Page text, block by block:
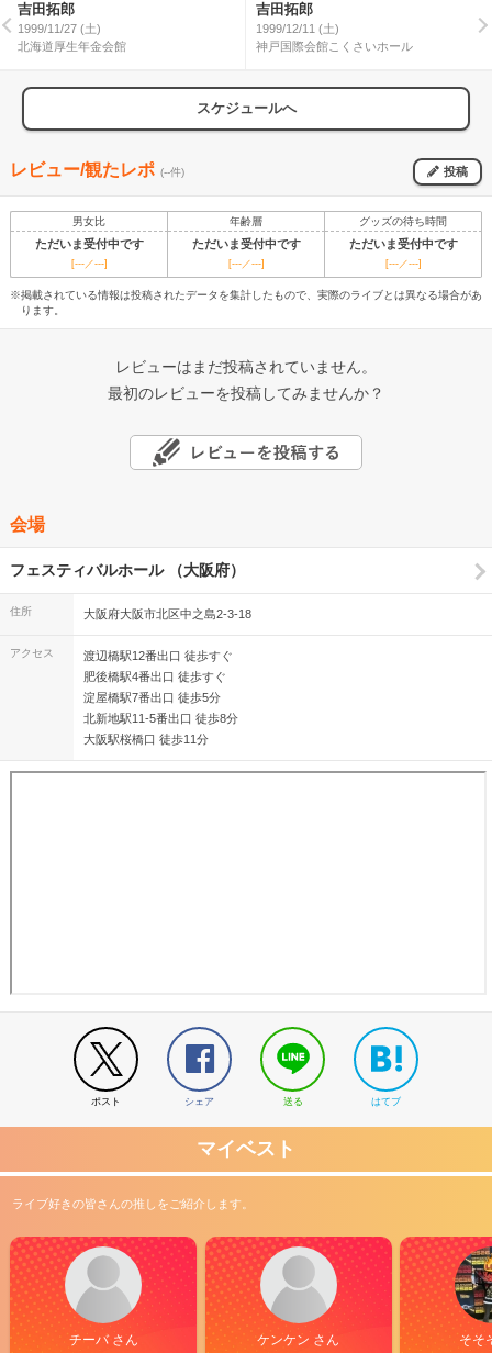
吉田拓郎
1999/11/27 (土)
北海道厚生年金会館
吉田拓郎
1999/12/11 (土)
神戸国際会館こくさいホール
スケジュールへ
レビュー/観たレポ (--件) 投稿
男女比 年齢層 グッズの待ち時間
ただいま受付中です ただいま受付中です ただいま受付中です
[---／---] [---／---] [---／---]
※掲載されている情報は投稿されたデータを集計したもので、実際のライブとは異なる場合があ
ります。
レビューはまだ投稿されていません。
最初のレビューを投稿してみませんか？
会場
フェスティバルホール （大阪府）
住所 大阪府大阪市北区中之島2-3-18
アクセス
渡辺橋駅12番出口 徒歩すぐ
肥後橋駅4番出口 徒歩すぐ
淀屋橋駅7番出口 徒歩5分
北新地駅11-5番出口 徒歩8分
大阪駅桜橋口 徒歩11分
ポスト シェア 送る はてブ
マイベスト
ライブ好きの皆さんの推しをご紹介します。
チーバ さん ケンケン さん そそ